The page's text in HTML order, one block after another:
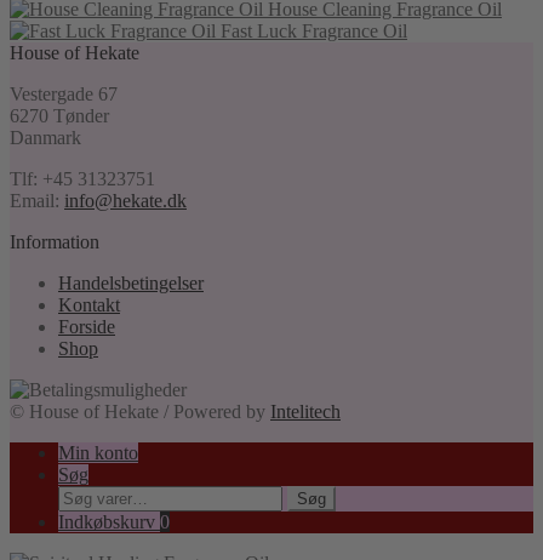
House Cleaning Fragrance Oil
Fast Luck Fragrance Oil
House of Hekate
Vestergade 67
6270 Tønder
Danmark
Tlf: +45 31323751
Email: info@hekate.dk
Information
Handelsbetingelser
Kontakt
Forside
Shop
© House of Hekate / Powered by Intelitech
Min konto
Søg
Søg
efter:
Søg
Indkøbskurv 0